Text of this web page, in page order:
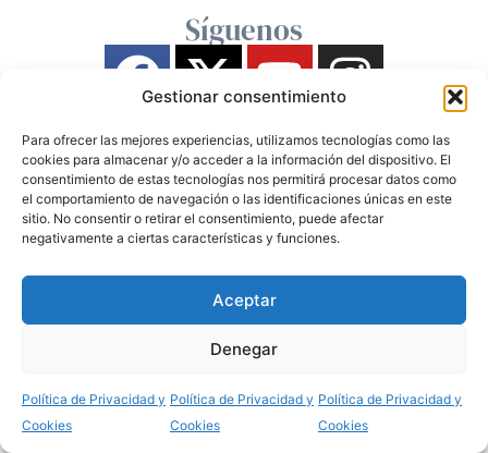
Gestionar consentimiento
Para ofrecer las mejores experiencias, utilizamos tecnologías como las
cookies para almacenar y/o acceder a la información del dispositivo. El
consentimiento de estas tecnologías nos permitirá procesar datos como
el comportamiento de navegación o las identificaciones únicas en este
sitio. No consentir o retirar el consentimiento, puede afectar
negativamente a ciertas características y funciones.
Aceptar
Denegar
Política de Privacidad y
Cookies
Política de Privacidad y
Cookies
Política de Privacidad y
Cookies
Síguenos